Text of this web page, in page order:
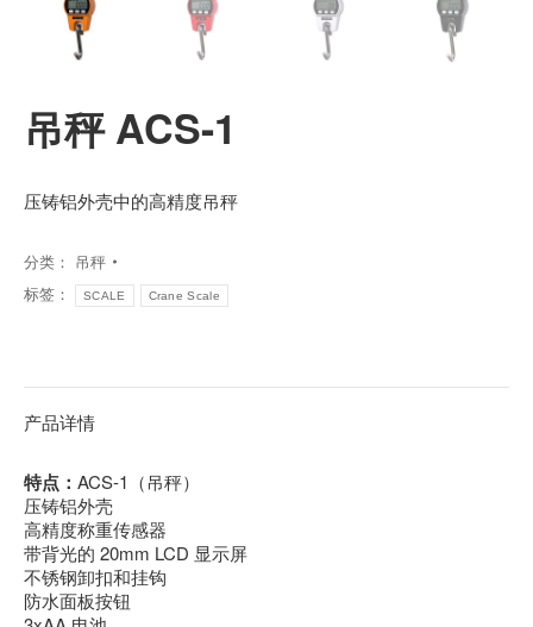
吊秤 ACS-1
压铸铝外壳中的高精度吊秤
分类： 吊秤
标签：
SCALE Crane Scale
产品详情
特点： ACS-1（吊秤）
压铸铝外壳
高精度称重传感器
带背光的 20mm LCD 显示屏
不锈钢卸扣和挂钩
防水面板按钮